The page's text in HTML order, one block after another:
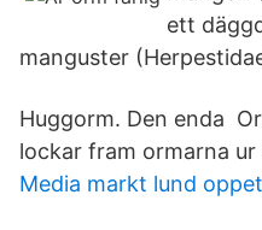
ett
manguster
Huggorm. Den enda
lockar fram ormarna ur
Media markt lund